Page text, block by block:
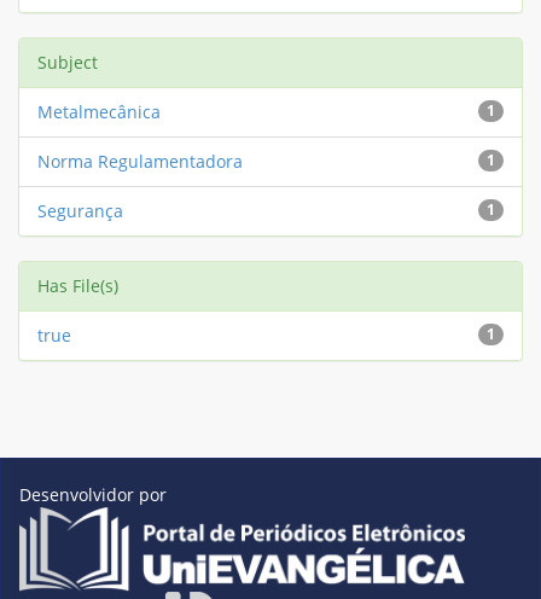
Subject
1
Metalmecânica
1
Norma Regulamentadora
1
Segurança
Has File(s)
1
true
Desenvolvidor por